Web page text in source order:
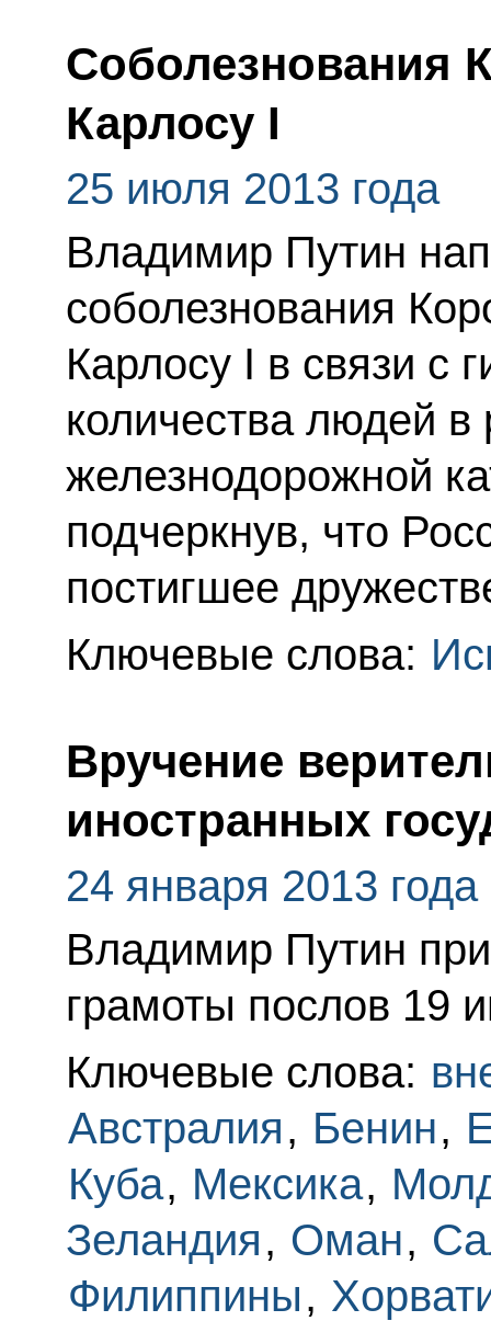
Соболезнования
Карлосу I
25 июля 2013 года
Владимир Путин
соболезнования
Карлосу I в связи с
количества людей в
железнодорожной
подчеркнув, что
постигшее
Ключевые слова:
Вручение
иностранных
24 января 2013 года
Владимир Путин
грамоты послов 19
Ключевые слова:
Австралия, Бенин,
Куба, Мексика,
Зеландия, Оман,
Филиппины,